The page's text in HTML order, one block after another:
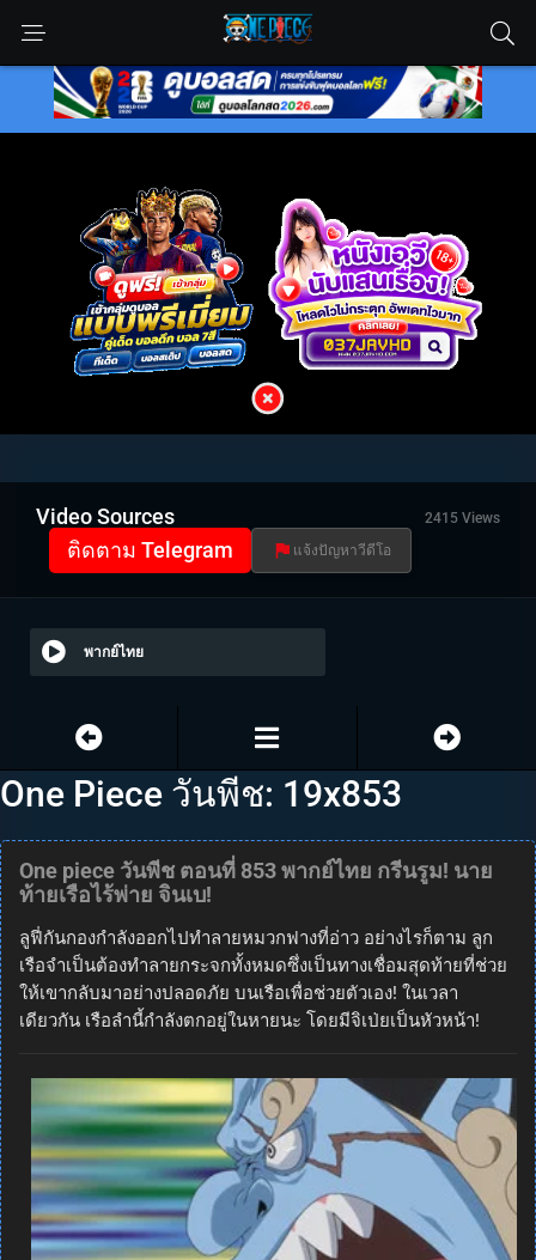
Video Sources 2415 Views
ติดตาม Telegram แจ้งปัญหาวีดีโอ
พากย์ไทย
One Piece วันพีช: 19x853
One piece วันพีช ตอนที่ 853 พากย์ไทย กรีนรูม! นาย
ท้ายเรือไร้พ่าย จินเบ!
ลูฟี่กันกองกำลังออกไปทำลายหมวกฟางที่อ่าว อย่างไรก็ตาม ลูก
เรือจำเป็นต้องทำลายกระจกทั้งหมดซึ่งเป็นทางเชื่อมสุดท้ายที่ช่วย
ให้เขากลับมาอย่างปลอดภัย บนเรือเพื่อช่วยตัวเอง! ในเวลา
เดียวกัน เรือลำนี้กำลังตกอยู่ในหายนะ โดยมีจิเป่ยเป็นหัวหน้า!